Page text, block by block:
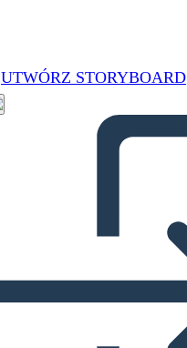
UTWÓRZ STORYBOARD